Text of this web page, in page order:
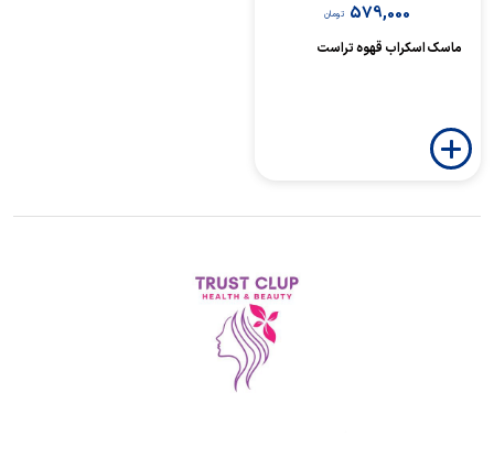
579,000 تومان
ماسک اسکراب قهوه تراست